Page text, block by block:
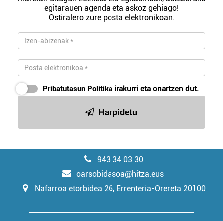
egitarauen agenda eta askoz gehiago!
Ostiralero zure posta elektronikoan.
Pribatutasun Politika irakurri eta onartzen dut.
Harpidetu
943 34 03 30
oarsobidasoa@hitza.eus
Nafarroa etorbidea 26, Errenteria-Orereta 20100